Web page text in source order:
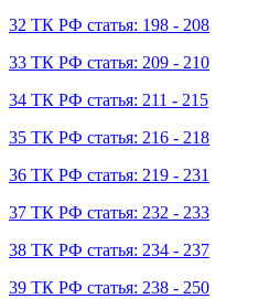
32 ТК РФ статья: 198 - 208
33 ТК РФ статья: 209 - 210
34 ТК РФ статья: 211 - 215
35 ТК РФ статья: 216 - 218
36 ТК РФ статья: 219 - 231
37 ТК РФ статья: 232 - 233
38 ТК РФ статья: 234 - 237
39 ТК РФ статья: 238 - 250